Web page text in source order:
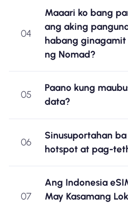
04
Maaari ko bang
ang aking
habang ginagamit
ng Nomad?
05
Paano kung
data?
06
Sinusuportahan
hotspot at pag-
07
Ang Indonesia
May Kasamang